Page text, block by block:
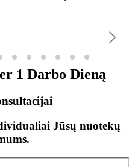
1 Darbo Dieną
Jūsų nuotekų